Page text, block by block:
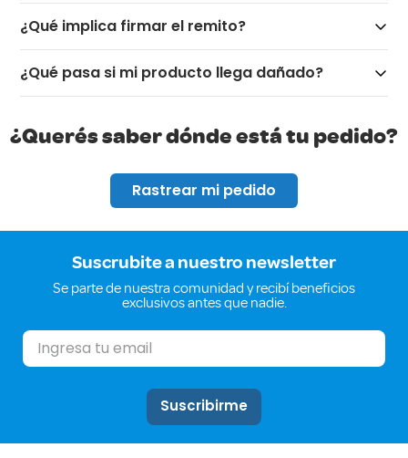
¿Qué implica firmar el remito?
¿Qué pasa si mi producto llega dañado?
¿Querés saber dónde está tu pedido?
Rastrear mi pedido
Suscrubite a nuestro newsletter
Se parte de nuestra comunidad y recibí beneficios
exclusivos antes que nadie.
Suscribirme